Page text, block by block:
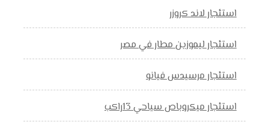
استئجار لاند كروزر
استئجار ليموزين مطار في مصر
استئجار مرسيدس فيانو
استئجار ميكروباص سياحي 13راكب